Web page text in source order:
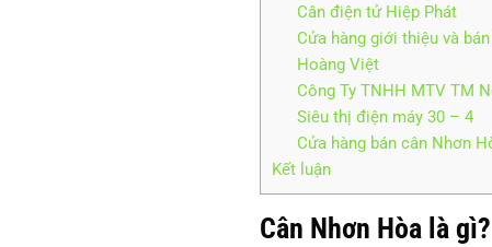
Cân điện tử Hiệp Phát
Cửa hàng giới thiệu và
Hoàng Việt
Công Ty TNHH MTV TM
Siêu thị điện máy 30 – 4
Cửa hàng bán cân Nhơn
Kết luận
Cân Nhơn Hòa là gì?